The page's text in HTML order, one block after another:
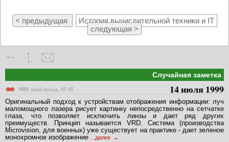
< предыдущая
История вычислительной техники и IT
следующая >
Случайная заметка
9888 дней назад, 05:45
14 июля 1999
Оригинальный подход к устройствам отображения информации: луч
маломощного лазера рисует картинку непосредственно на сетчатке
глаза, что позволяет исключить линзы и дает ряд других
преимуществ. Принцип называется VRD. Система (производства
Microvision, для военных) уже существует на практике - дает зеленое
монохромное изображение
...далее